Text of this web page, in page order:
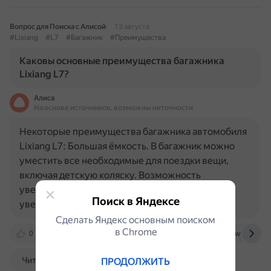
Вопрос для Поиска с Алисой
13 августа
#Lixiang
#L7 #Багажник #Преимущества
Каковы основные преимущества багажника
Lixiang L7?
Алиса
На основе источников, возможны неточности
0 www.wildberries.ru
Некоторые преимущества багажника автомобиля
Lixiang L7: Большая ёмкость. В багажник можно
уместить все необходимые для поездки вещи,
включая детскую коляску. Возможность
увеличения объёма. Объём багажника можно
увеличить, откинув спинки с…
Читать далее
Поиск в Яндексе
Сделать Яндекс основным поиском
в Сhrome
ПРОДОЛЖИТЬ